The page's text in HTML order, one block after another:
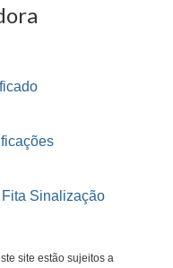
Sinalização
site estão sujeitos a